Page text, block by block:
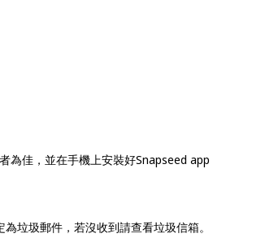
為佳，並在手機上安裝好Snapseed app
垃圾郵件，若沒收到請查看垃圾信箱。